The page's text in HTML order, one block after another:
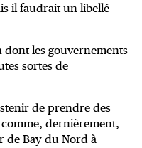
il faudrait un libellé
les gouvernements
sortes de
de prendre des
dernièrement,
de Bay du Nord à